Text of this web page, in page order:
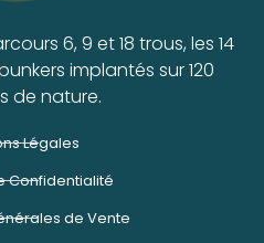
6, 9 et 18 trous, les 14
implantés sur 120
de nature.
Légales
Confidentialité
de Vente